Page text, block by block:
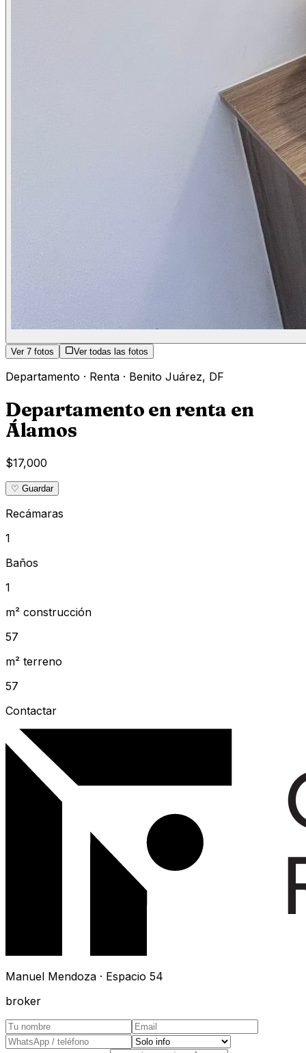
Ver 7 fotos Ver todas las fotos
Departamento · Renta · Benito Juárez, DF
Departamento en renta en
Álamos
$17,000
♡ Guardar
Recámaras
1
Baños
1
m² construcción
57
m² terreno
57
Contactar
Manuel Mendoza · Espacio 54
broker